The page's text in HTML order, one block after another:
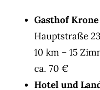
Gasthof Krone
Hauptstraße
10 km – 15
ca. 70 €
Hotel und